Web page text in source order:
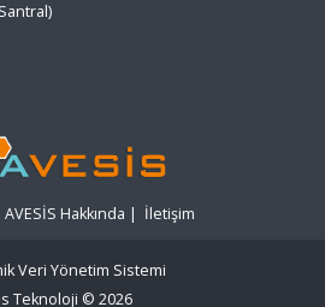
AVESİS Hakkında | İletişim
Veri Yönetim Sistemi
Teknoloji © 2026